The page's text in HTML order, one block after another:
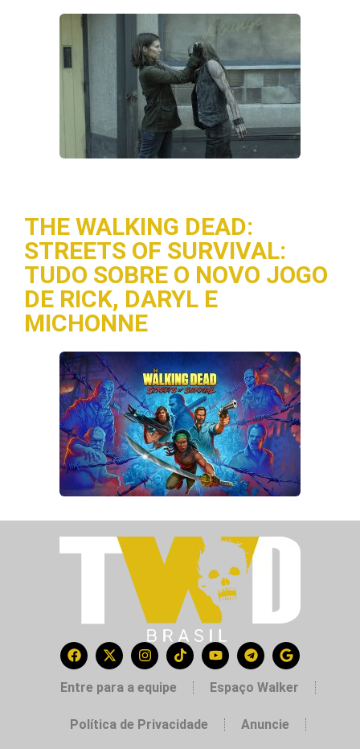
THE WALKING DEAD:
STREETS OF SURVIVAL:
TUDO SOBRE O NOVO JOGO
DE RICK, DARYL E
MICHONNE
Entre para a equipe Espaço Walker
Política de Privacidade Anuncie